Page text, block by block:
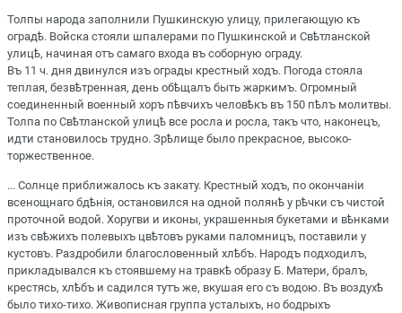
Толпы народа заполнили Пушкинскую улицу, прилегающую къ
оградѣ. Войска стояли шпалерами по Пушкинской и Свѣтланской
улицѣ, начиная отъ самаго входа въ соборную ограду.
Въ 11 ч. дня двинулся изъ ограды крестный ходъ. Погода стояла
теплая, безвѣтренная, день обѣщалъ быть жаркимъ. Огромный
соединенный военный хоръ пѣвчихъ человѣкъ въ 150 пѣлъ молитвы.
Толпа по Свѣтланской улицѣ все росла и росла, такъ что, наконецъ,
идти становилось трудно. Зрѣлище было прекрасное, высоко-
торжественное.
... Солнце приближалось къ закату. Крестный ходъ, по окончаніи
всенощнаго бдѣнія, остановился на одной полянѣ у рѣчки съ чистой
проточной водой. Хоругви и иконы, украшенныя букетами и вѣнками
изъ свѣжихъ полевыхъ цвѣтовъ руками паломницъ, поставили у
кустовъ. Раздробили благословенный хлѣбъ. Народъ подходилъ,
прикладывался къ стоявшему на травкѣ образу Б. Матери, бралъ,
крестясь, хлѣбъ и садился тутъ же, вкушая его съ водою. Въ воздухѣ
было тихо-тихо. Живописная группа усталыхъ, но бодрыхъ